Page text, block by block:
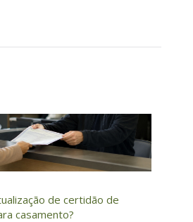
de certidão de
casamento?